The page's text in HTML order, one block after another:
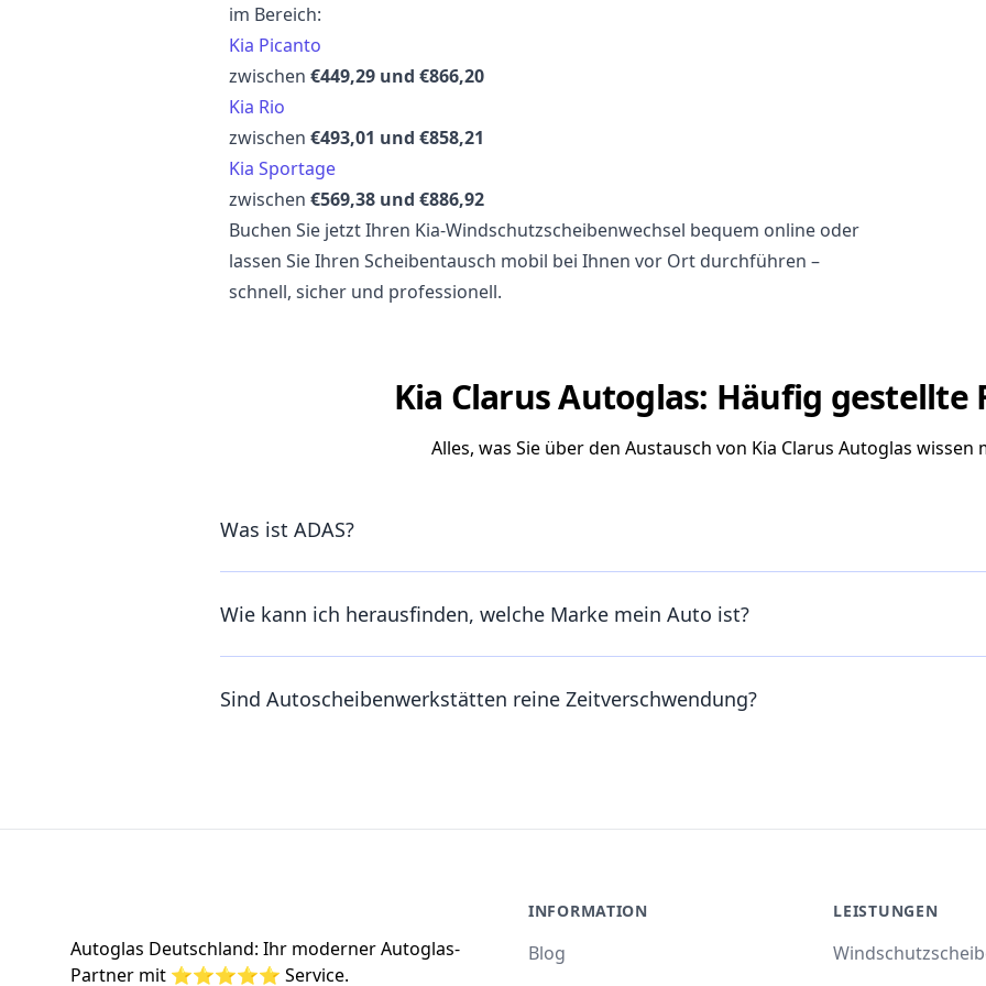
im Bereich:
Kia Picanto
zwischen €449,29 und €866,20
Kia Rio
zwischen €493,01 und €858,21
Kia Sportage
zwischen €569,38 und €886,92
Buchen Sie jetzt Ihren Kia-Windschutzscheibenwechsel bequem online oder
lassen Sie Ihren Scheibentausch mobil bei Ihnen vor Ort durchführen –
schnell, sicher und professionell.
Kia Clarus Autoglas: Häufig gestellte
Alles, was Sie über den Austausch von Kia Clarus Autoglas wissen
Was ist ADAS?
Wie kann ich herausfinden, welche Marke mein Auto ist?
Sind Autoscheibenwerkstätten reine Zeitverschwendung?
Autoglas Deutschland: Ihr moderner Autoglas-
Partner mit ⭐⭐⭐⭐⭐ Service.
INFORMATION
Blog
LEISTUNGEN